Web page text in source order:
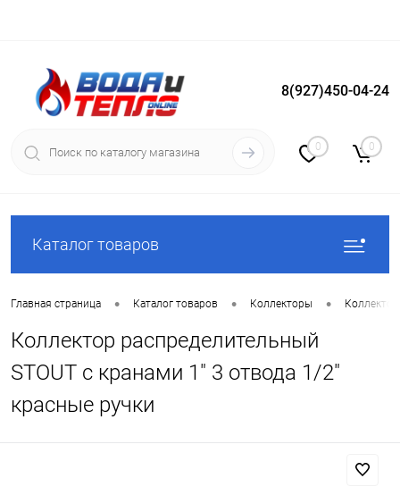
Вход Регистрация
8(927)450-04-24
0 0
Каталог товаров
Главная страница • Каталог товаров • Коллекторы •
Коллектор распределительный
STOUT с кранами 1" 3 отвода 1/2"
красные ручки